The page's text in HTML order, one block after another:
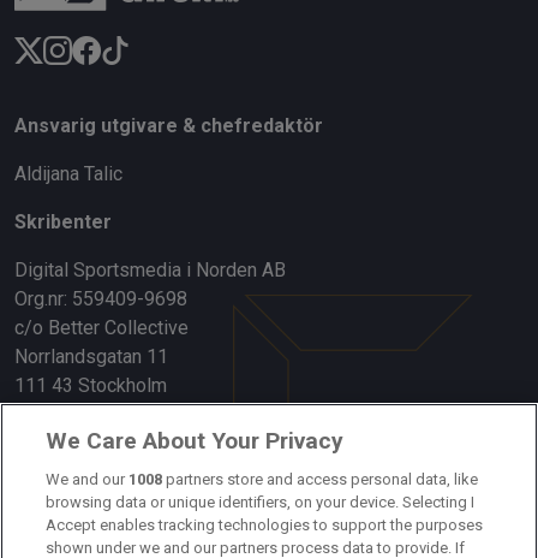
Ansvarig utgivare & chefredaktör
Aldijana Talic
Skribenter
Digital Sportsmedia i Norden AB
Org.nr: 559409-9698
c/o Better Collective
Norrlandsgatan 11
111 43 Stockholm
Länkar
Om oss
Kontakta oss
We Care About Your Privacy
We and our 1008 partners store and access personal data, like
browsing data or unique identifiers, on your device. Selecting I
Accept enables tracking technologies to support the purposes
shown under we and our partners process data to provide. If